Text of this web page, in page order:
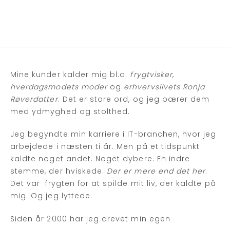
Mine kunder kalder mig bl.a. frygtvisker,
hverdagsmodets moderog erhvervslivets Ronja
Røverdatter. Det er store ord, og jeg bærer dem
med ydmyghed og stolthed.
Jeg begyndte min karriere i IT-branchen, hvor jeg
arbejdede i næsten ti år. Men på et tidspunkt
kaldte noget andet. Noget dybere. En indre
stemme, der hviskede: Der er mere end det her.
Det var frygten for at spilde mit liv, der kaldte på
mig. Og jeg lyttede.
Siden år 2000 har jeg drevet min egen